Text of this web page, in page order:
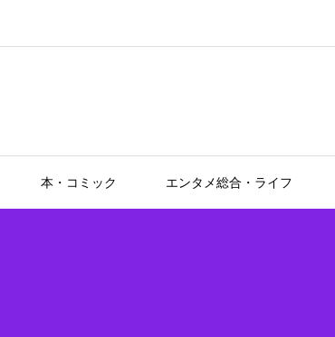
本・コミック エンタメ総合・ライフ